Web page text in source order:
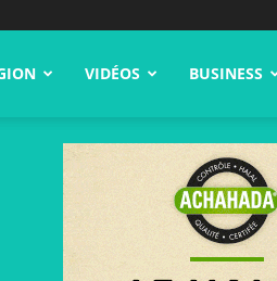
VIDÉOS BUSINESS